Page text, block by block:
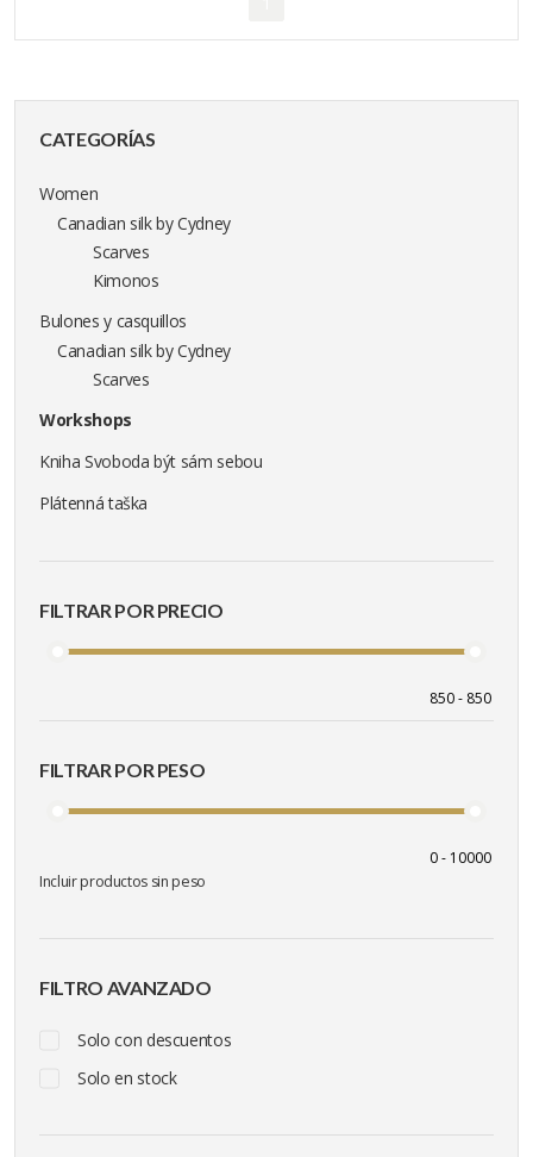
CATEGORÍAS
Women
Canadian silk by Cydney
Scarves
Kimonos
Bulones y casquillos
Canadian silk by Cydney
Scarves
Workshops
Kniha Svoboda být sám sebou
Plátenná taška
FILTRAR POR PRECIO
FILTRAR POR PESO
Incluir productos sin peso
FILTRO AVANZADO
Solo con descuentos
Solo en stock